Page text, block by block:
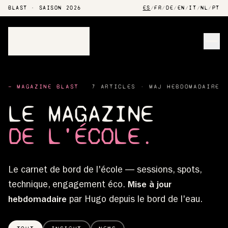
BLAST · SAISON 2026 ES /FR/ DE/ EN / IT /NL/ PT
— MAGAZINE BLAST 7 ARTICLES · MAJ HEBDOMADAIRE
LE MAGAZINE
DE L'ÉCOLE.
Le carnet de bord de l'école — sessions, spots,
technique, engagement éco. Mise à jour
hebdomadaire par Hugo depuis le bord de l'eau.